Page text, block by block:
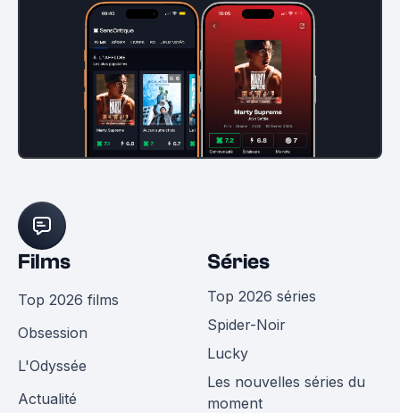
Films
Top 2026 films
Obsession
L'Odyssée
Actualité
Séries
Top 2026 séries
Spider-Noir
Lucky
Les nouvelles séries du
moment